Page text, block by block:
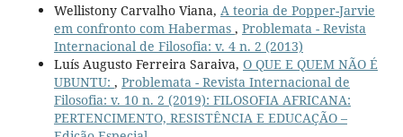
Wellistony Carvalho Viana, A teoria de Popper-Jarvie
em confronto com Habermas , Problemata - Revista
Internacional de Filosofia: v. 4 n. 2 (2013)
Luís Augusto Ferreira Saraiva, O QUE E QUEM NÃO É
UBUNTU: , Problemata - Revista Internacional de
Filosofia: v. 10 n. 2 (2019): FILOSOFIA AFRICANA:
PERTENCIMENTO, RESISTÊNCIA E EDUCAÇÃO –